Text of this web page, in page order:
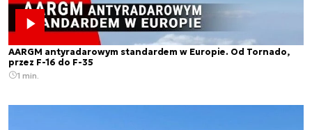
AARGM antyradarowym standardem w Europie. Od Tornado,
przez F-16 do F-35
1 min.